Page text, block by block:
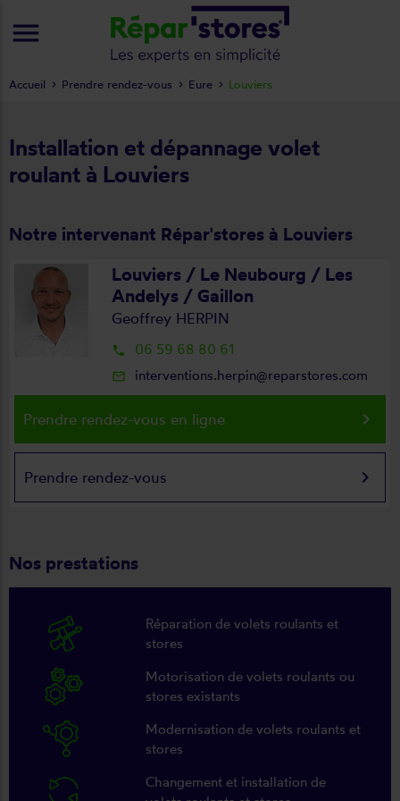
Installation et dépannage volet
roulant à Louviers
Notre intervenant Répar'stores à Louviers
Louviers / Le Neubourg / Les
Andelys / Gaillon
Geoffrey HERPIN
local_phone 06 59 68 80 61
mail_outline interventions.herpin@reparstores.com
Prendre rendez-vous en ligne keyboard_arrow_right
Prendre rendez-vous keyboard_arrow_right
Nos prestations
Réparation de volets roulants et
stores
Motorisation de volets roulants ou
stores existants
Modernisation de volets roulants et
stores
Changement et installation de
Accueil Prendre rendez-vous Eure Louviers
menu